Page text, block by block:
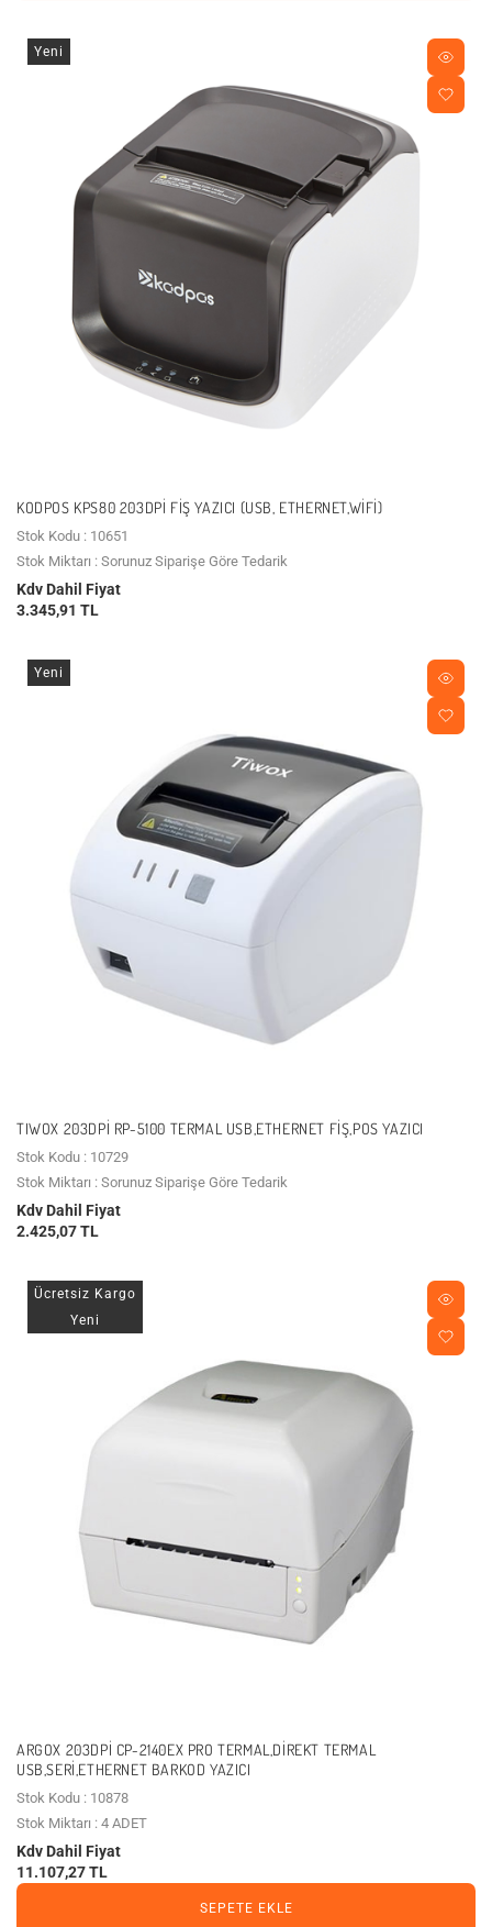
Yeni
KODPOS KPS80 203DPI FIŞ YAZICI (USB, ETHERNET,WIFI)
Stok Kodu : 10651
Stok Miktarı : Sorunuz Siparişe Göre Tedarik
Kdv Dahil Fiyat
3.345,91 TL
Yeni
TIWOX 203DPI RP-5100 TERMAL USB,ETHERNET FIŞ,POS YAZICI
Stok Kodu : 10729
Stok Miktarı : Sorunuz Siparişe Göre Tedarik
Kdv Dahil Fiyat
2.425,07 TL
Ücretsiz Kargo
Yeni
ARGOX 203DPI CP-2140EX PRO TERMAL,DIREKT TERMAL
USB,SERI,ETHERNET BARKOD YAZICI
Stok Kodu : 10878
Stok Miktarı : 4 ADET
Kdv Dahil Fiyat
11.107,27 TL
SEPETE EKLE